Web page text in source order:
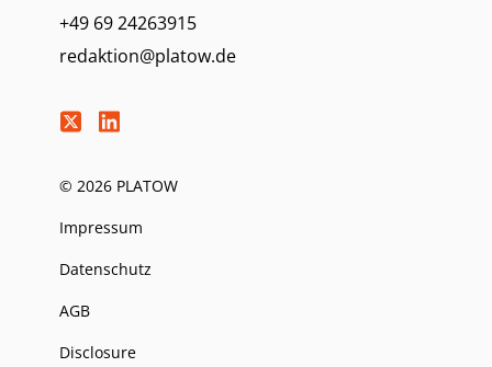
+49 69 24263915
redaktion@platow.de
© 2026 PLATOW
Impressum
Datenschutz
AGB
Disclosure